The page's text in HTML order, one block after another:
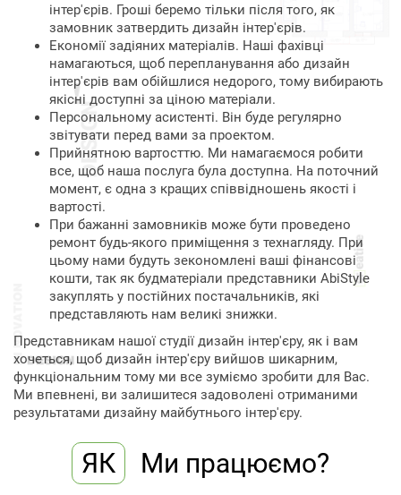
інтер'єрів. Гроші беремо тільки після того, як
замовник затвердить дизайн інтер'єрів.
Економії задіяних матеріалів. Наші фахівці
намагаються, щоб перепланування або дизайн
інтер'єрів вам обійшлися недорого, тому вибирають
якісні доступні за ціною матеріали.
Персональному асистенті. Він буде регулярно
звітувати перед вами за проектом.
Прийнятною вартосттю. Ми намагаємося робити
все, щоб наша послуга була доступна. На поточний
момент, є одна з кращих співвідношень якості і
вартості.
При бажанні замовників може бути проведено
ремонт будь-якого приміщення з технагляду. При
цьому нами будуть зекономлені ваші фінансові
кошти, так як будматеріали представники AbiStyle
закуплять у постійних постачальників, які
представляють нам великі знижки.
Представникам нашої студії дизайн інтер'єру, як і вам
хочеться, щоб дизайн інтер'єру вийшов шикарним,
функціональним тому ми все зуміємо зробити для Вас.
Ми впевнені, ви залишитеся задоволені отриманими
результатами дизайну майбутнього інтер'єру.
ЯК Ми працюємо?